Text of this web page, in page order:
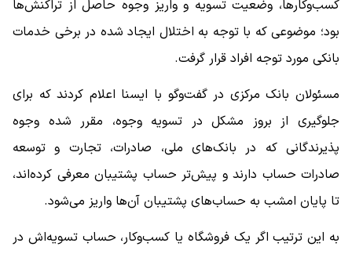
کسب‌وکارها، وضعیت تسویه و واریز وجوه حاصل از تراکنش‌ها
بود؛ موضوعی که با توجه به اختلال ایجاد شده در برخی خدمات
بانکی مورد توجه افراد قرار گرفت.
مسئولان بانک مرکزی در گفت‌وگو با ایسنا اعلام کردند که برای
جلوگیری از بروز مشکل در تسویه وجوه، مقرر شده وجوه
پذیرندگانی که در بانک‌های ملی، صادرات، تجارت و توسعه
صادرات حساب دارند و پیش‌تر حساب پشتیبان معرفی کرده‌اند،
تا پایان امشب به حساب‌های پشتیبان آن‌ها واریز می‌شود.
به این ترتیب اگر یک فروشگاه یا کسب‌وکار، حساب تسویه‌اش در